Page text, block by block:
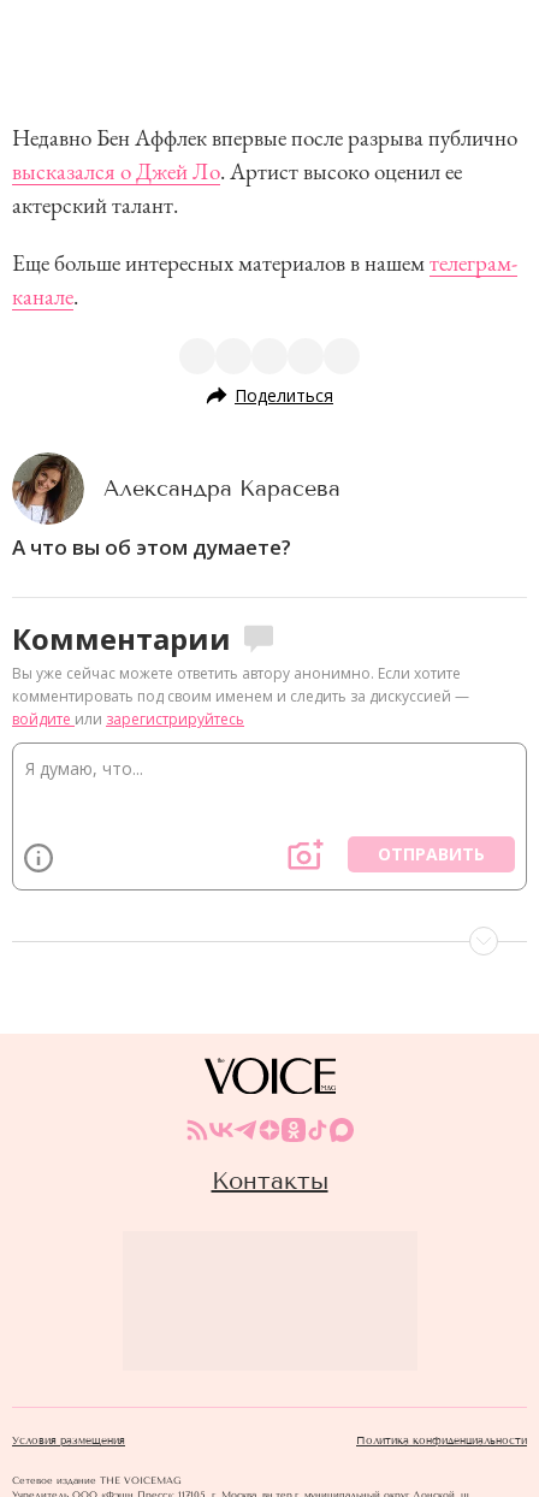
Недавно Бен Аффлек впервые после разрыва публично
высказался о Джей Ло. Артист высоко оценил ее
актерский талант.
Еще больше интересных материалов в нашемтелеграм-
канале.
Поделиться
Александра Карасева
А что вы об этом думаете?
Комментарии
Вы уже сейчас можете ответить автору анонимно. Если хотите
комментировать под своим именем и следить за дискуссией —
войдите или зарегистрируйтесь
ОТПРАВИТЬ
Контакты
Условия размещения Политика конфиденциальности
Сетевое издание THE VOICEMAG
Учредитель ООО «Фэшн Пресс»: 117105, г. Москва, вн.тер.г. муниципальный округ Донской, ш